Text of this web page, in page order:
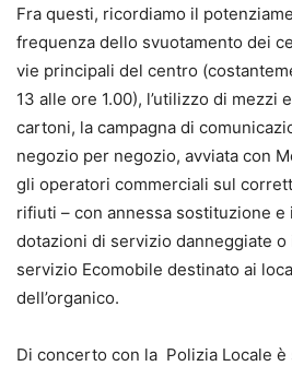
Fra questi, ricordiamo il
frequenza dello svuotamento dei
vie principali del centro
13 alle ore 1.00), l’utilizzo di
cartoni, la campagna di
negozio per negozio, avviata con
gli operatori commerciali sul
rifiuti – con annessa sostituzione
dotazioni di servizio danneggiate
servizio Ecomobile destinato ai
dell’organico.
Di concerto con la Polizia Locale